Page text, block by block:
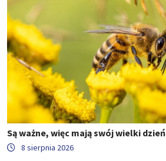
Są ważne, więc mają swój wielki dzień
8 sierpnia 2026